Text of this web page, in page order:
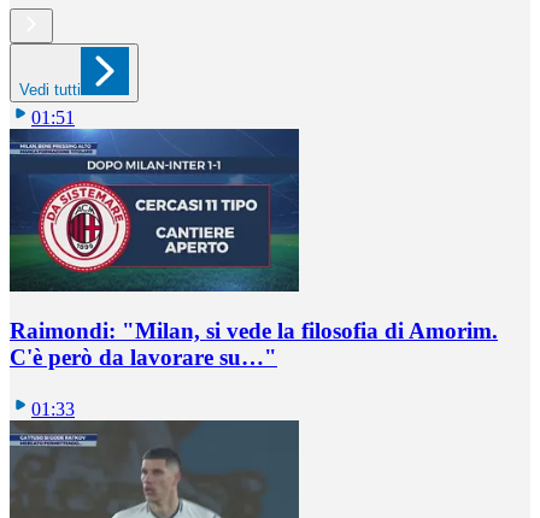
Vedi tutti
01:51
Raimondi: "Milan, si vede la filosofia di Amorim.
C'è però da lavorare su…"
01:33